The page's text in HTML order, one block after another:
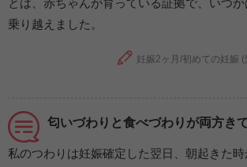
とは、赤ちゃんが育っている証拠で、いつ
乗り越えました。
妊娠2ヶ月/初めての妊娠 (
匂いづわりと食べづわりが両方き
私のつわりは妊娠確定した翌日、朝起きた